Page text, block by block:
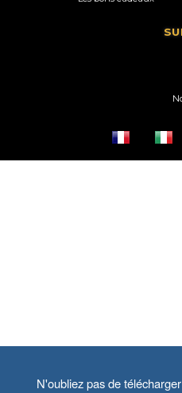
N'oubliez pas de